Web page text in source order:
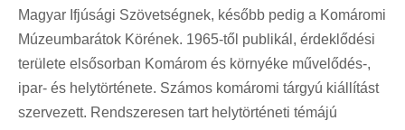
Magyar Ifjúsági Szövetségnek, később pedig a Komáromi
Múzeumbarátok Körének. 1965-től publikál, érdeklődési
területe elsősorban Komárom és környéke művelődés-,
ipar- és helytörténete. Számos komáromi tárgyú kiállítást
szervezett. Rendszeresen tart helytörténeti témájú